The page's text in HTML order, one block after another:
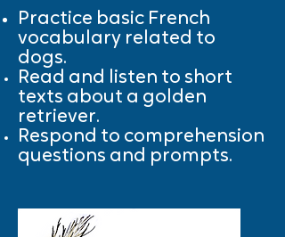
Practice basic French
vocabulary related to
dogs.
Read and listen to short
texts about a golden
retriever.
Respond to comprehension
questions and prompts.